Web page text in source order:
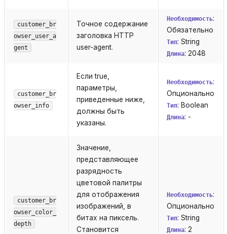
customer_br
owser_user_a
gent
Точное содержание
заголовка HTTP
user-agent.
Необходимость:
Обязательно
Тип: String
Длина: 2048
customer_br
owser_info
Если true,
параметры,
приведенные ниже,
должны быть
указаны.
Необходимость:
Опционально
Тип: Boolean
Длина: -
customer_br
owser_color_
depth
Значение,
представляющее
разрядность
цветовой палитры
для отображения
изображений, в
битах на пиксель.
Становится
Необходимость:
Опционально
Тип: String
Длина: 2